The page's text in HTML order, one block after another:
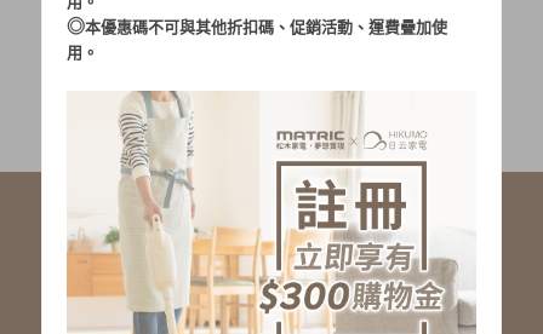
社群服務連結
線上客服 LINE 歡迎加入 <LINE ID: @matric.jp>
線上客服 Facebook 歡迎加入
◎本優惠碼不可與其他折扣碼、促銷活動、運費疊加使
用。